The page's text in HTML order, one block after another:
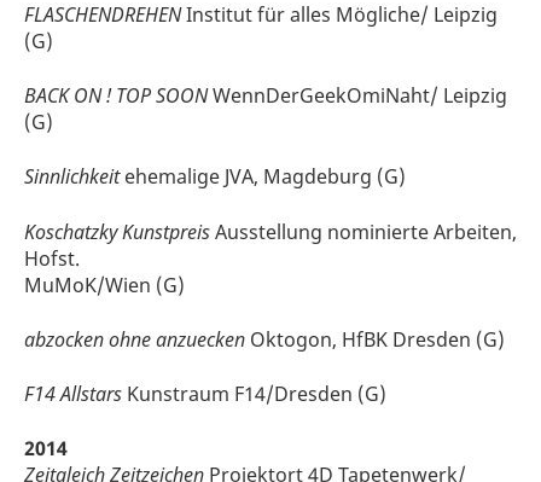
FLASCHENDREHENInstitut für alles Mögliche/ Leipzig
(G)
BACK ON ! TOP SOONWennDerGeekOmiNaht/ Leipzig
(G)
Sinnlichkeitehemalige JVA, Magdeburg (G)
Koschatzky KunstpreisAusstellung nominierte Arbeiten,
Hofst.
MuMoK/Wien (G)
abzocken ohne anzuecken Oktogon, HfBK Dresden (G)
F14 Allstars Kunstraum F14/Dresden (G)
2014
Zeitgleich Zeitzeichen Projektort 4D Tapetenwerk/